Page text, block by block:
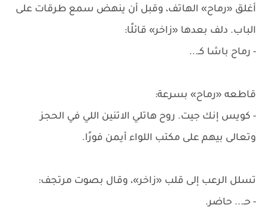
أغلق «رماح» الهاتف، وقبل أن ينهض سمع طرقات على
الباب. دلف بعدها «زاخر» قائلًا:
- رماح باشا كـ...
قاطعه «رماح» بسرعة:
- كويس إنك جيت. روح هاتلي الاتنين اللي في الحجز
وتعالى بيهم على مكتب اللواء أيمن فورًا.
تسلل الرعب إلى قلب «زاخر»، وقال بصوت مرتجف:
- حـ... حاضر.